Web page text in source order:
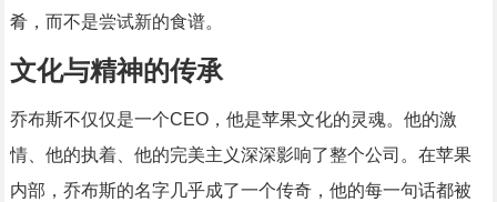
肴，而不是尝试新的食谱。
文化与精神的传承
乔布斯不仅仅是一个CEO，他是苹果文化的灵魂。他的激
情、他的执着、他的完美主义深深影响了整个公司。在苹果
内部，乔布斯的名字几乎成了一个传奇，他的每一句话都被